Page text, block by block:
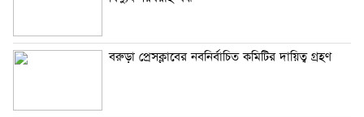
বরুড়া প্রেসক্লাবের নবনির্বাচিত কমিটির দায়িত্ব গ্রহণ